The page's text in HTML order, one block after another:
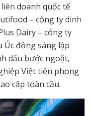
doanh quốc tế
– công ty dinh
Dairy – công ty
Úc đồng sáng lập
dấu bước ngoặt,
Việt tiên phong
cấp toàn cầu.​